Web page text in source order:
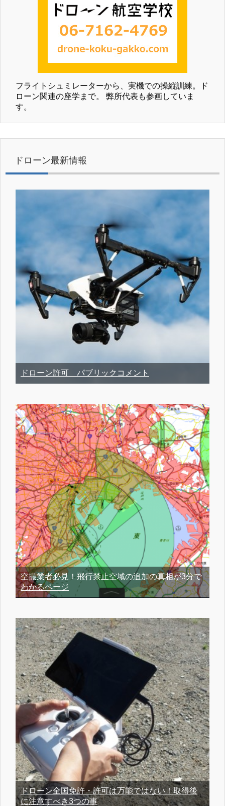
フライトシュミレーターから、実機での操縦訓練。ド
ローン関連の座学まで。 弊所代表も参画していま
す。
ドローン最新情報
ドローン許可 パブリックコメント
空撮業者必見！飛行禁止空域の追加の真相が3分で
わかるページ
ドローン全国免許・許可は万能ではない！取得後
に注意すべき3つの事